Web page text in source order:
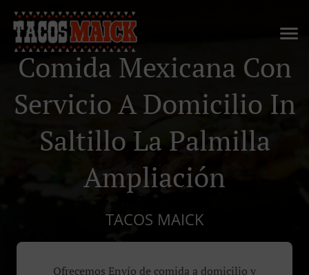
Comida Mexicana Con
Servicio A Domicilio In
Saltillo La Palmilla
Ampliación
TACOS MAICK
Ofrecemos Envío de comida a domicilio y